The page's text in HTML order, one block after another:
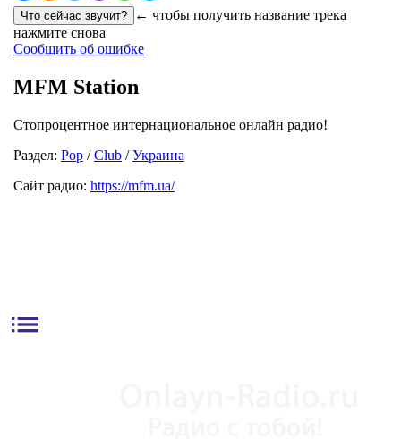
← чтобы получить название трека
нажмите снова
Сообщить об ошибке
MFM Station
Стопроцентное интернациональное онлайн радио!
Раздел: Pop /Club /Украина
Сайт радио: https://mfm.ua/
list